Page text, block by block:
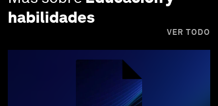
habilidades
VER TODO